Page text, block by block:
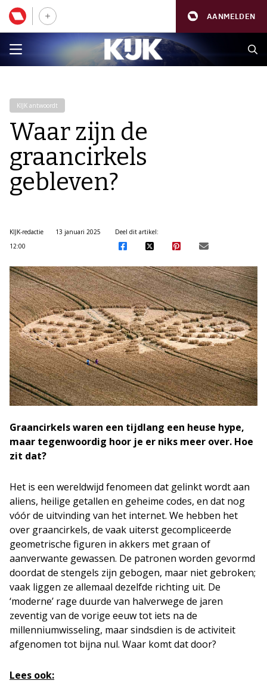
AANMELDEN
KIJK antwoordt
Waar zijn de
graancirkels
gebleven?
KIJK-redactie
13 januari 2025
12:00
Deel dit artikel:
Graancirkels waren een tijdlang een heuse hype,
maar tegenwoordig hoor je er niks meer over. Hoe
zit dat?
Het is een wereldwijd fenomeen dat gelinkt wordt aan
aliens, heilige getallen en geheime codes, en dat nog
vóór de uitvinding van het internet. We hebben het
over graancirkels, de vaak uiterst gecompliceerde
geometrische figuren in akkers met graan of
aanverwante gewassen. De patronen worden gevormd
doordat de stengels zijn gebogen, maar niet gebroken;
vaak liggen ze allemaal dezelfde richting uit. De
‘moderne’ rage duurde van halverwege de jaren
zeventig van de vorige eeuw tot iets na de
millenniumwisseling, maar sindsdien is de activiteit
afgenomen tot bijna nul. Waar komt dat door?
Lees ook: